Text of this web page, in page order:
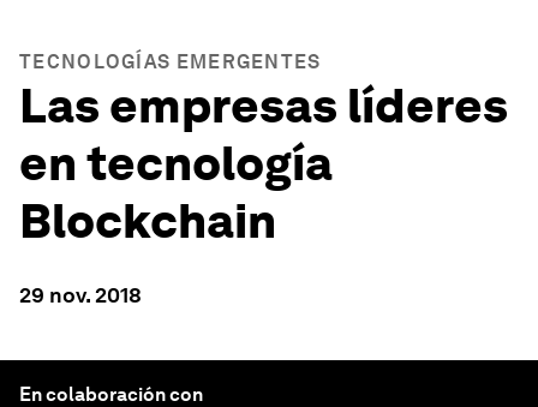
TECNOLOGÍAS EMERGENTES
Las empresas líderes
en tecnología
Blockchain
29 nov. 2018
En colaboración con